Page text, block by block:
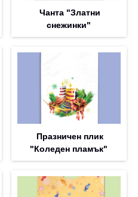
Чанта "Златни
снежинки"
Празничен плик
"Коледен пламък"